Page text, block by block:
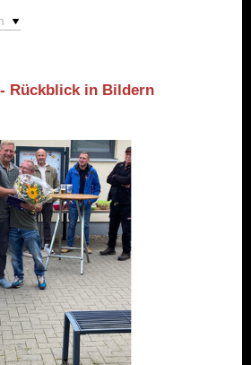
Rückblick in Bildern